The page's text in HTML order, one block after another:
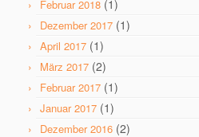
Februar 2018 (1)
Dezember 2017 (1)
April 2017 (1)
März 2017 (2)
Februar 2017 (1)
Januar 2017 (1)
Dezember 2016 (2)